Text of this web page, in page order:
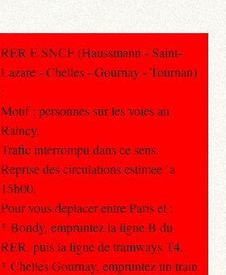
RER E SNCF (Haussmann - Saint-
Lazare - Chelles - Gournay - Tournan)
:
Motif : personnes sur les voies au
Raincy.
Trafic interrompu dans ce sens.
Reprise des circulations estimee `a
15h00.
Pour vous deplacer entre Paris et :
* Bondy, empruntez la ligne B du
RER, puis la ligne de tramways T4.
* Chelles Gournay, empruntez un train